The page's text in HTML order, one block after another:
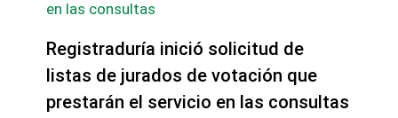
Registraduría inició solicitud de
listas de jurados de votación que
prestarán el servicio en las consultas